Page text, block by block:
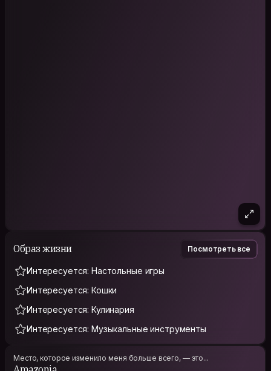
Образ жизни Посмотреть все
Интересуется: Настольные игры
Интересуется: Кошки
Интересуется: Кулинария
Интересуется: Музыкальные инструменты
Место, которое изменило меня больше всего, — это...